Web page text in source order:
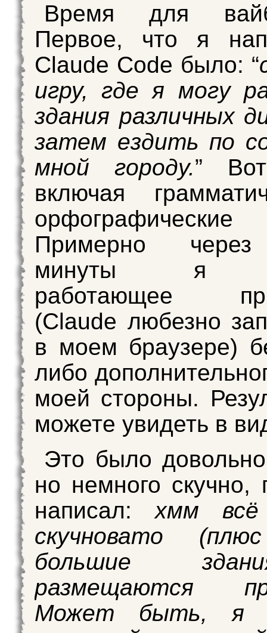
Время для вайб-
Первое, что я
Claude Code было: “
игру, где я могу
здания различных
затем ездить по
мной городу.”
включая
Примерно
минуты я
работающее
(Claude любезно
в моем браузере)
либо
моей стороны.
можете увидеть в
Это было
но немного скучно,
написал:хмм всё
скучновато
большие
размещаются
Может быть, я